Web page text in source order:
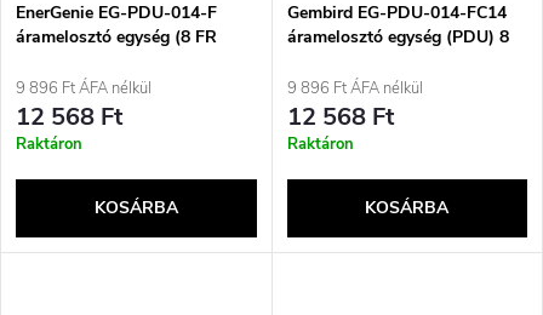
EnerGenie EG-PDU-014-F
áramelosztó egység (8 FR
3 m, fekete)
9 896 Ft ÁFA nélkül
12 568 Ft
Raktáron
KOSÁRBA
Gembird EG-PDU-014-FC14
áramelosztó egység (PDU) 8
9 896 Ft ÁFA nélkül
12 568 Ft
Raktáron
KOSÁRBA